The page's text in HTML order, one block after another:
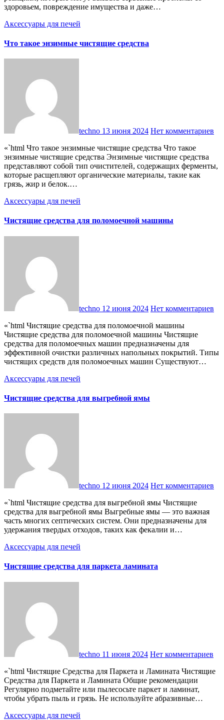
здоровьем, повреждение имущества и даже…
Аксессуары для печей
Что такое энзимные чистящие средства
techno 13 июня 2024 Нет комментариев
«`html Что такое энзимные чистящие средства Что такое
энзимные чистящие средства Энзимные чистящие средства
представляют собой тип очистителей, содержащих ферменты,
которые расщепляют органические материалы, такие как
грязь, жир и белок.…
Аксессуары для печей
Чистящие средства для поломоечной машины
techno 12 июня 2024 Нет комментариев
«`html Чистящие средства для поломоечной машины
Чистящие средства для поломоечной машины Чистящие
средства для поломоечных машин предназначены для
эффективной очистки различных напольных покрытий. Типы
чистящих средств для поломоечных машин Существуют…
Аксессуары для печей
Чистящие средства для выгребной ямы
techno 12 июня 2024 Нет комментариев
«`html Чистящие средства для выгребной ямы Чистящие
средства для выгребной ямы Выгребные ямы — это важная
часть многих септических систем. Они предназначены для
удержания твердых отходов, таких как фекалии и…
Аксессуары для печей
Чистящие средства для паркета ламината
techno 11 июня 2024 Нет комментариев
«`html Чистящие Средства для Паркета и Ламината Чистящие
Средства для Паркета и Ламината Общие рекомендации
Регулярно подметайте или пылесосьте паркет и ламинат,
чтобы убрать пыль и грязь. Не используйте абразивные…
Аксессуары для печей